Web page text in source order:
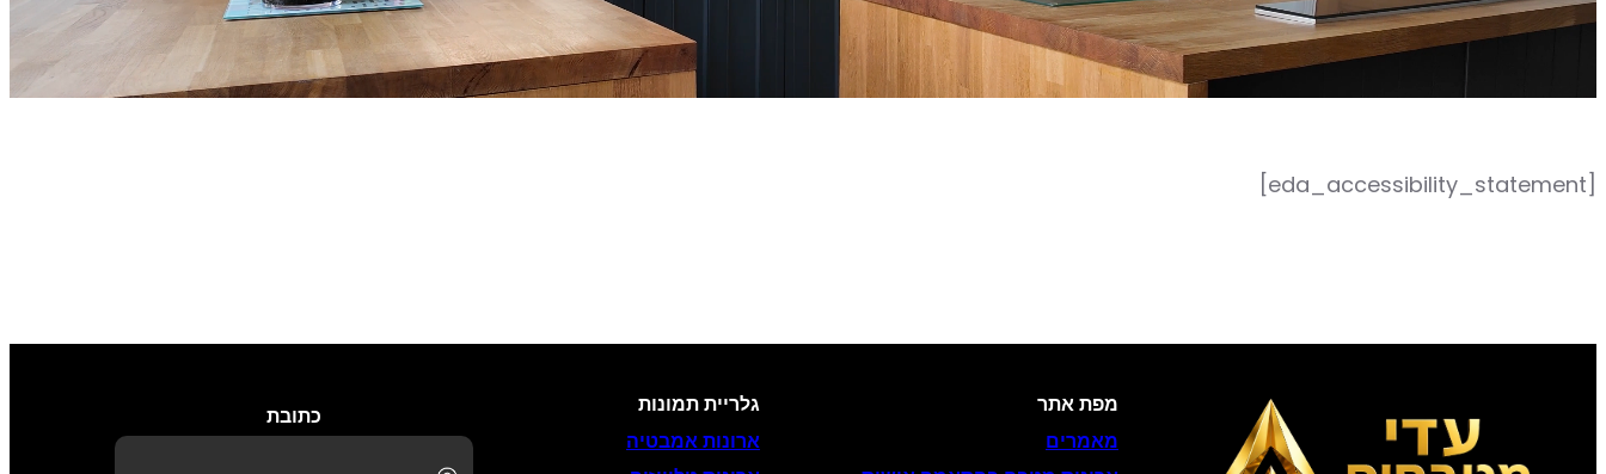
[eda_accessibility_statement]
מפת אתר
מאמרים
גלריית תמונות
ארונות אמבטיה
כתובת